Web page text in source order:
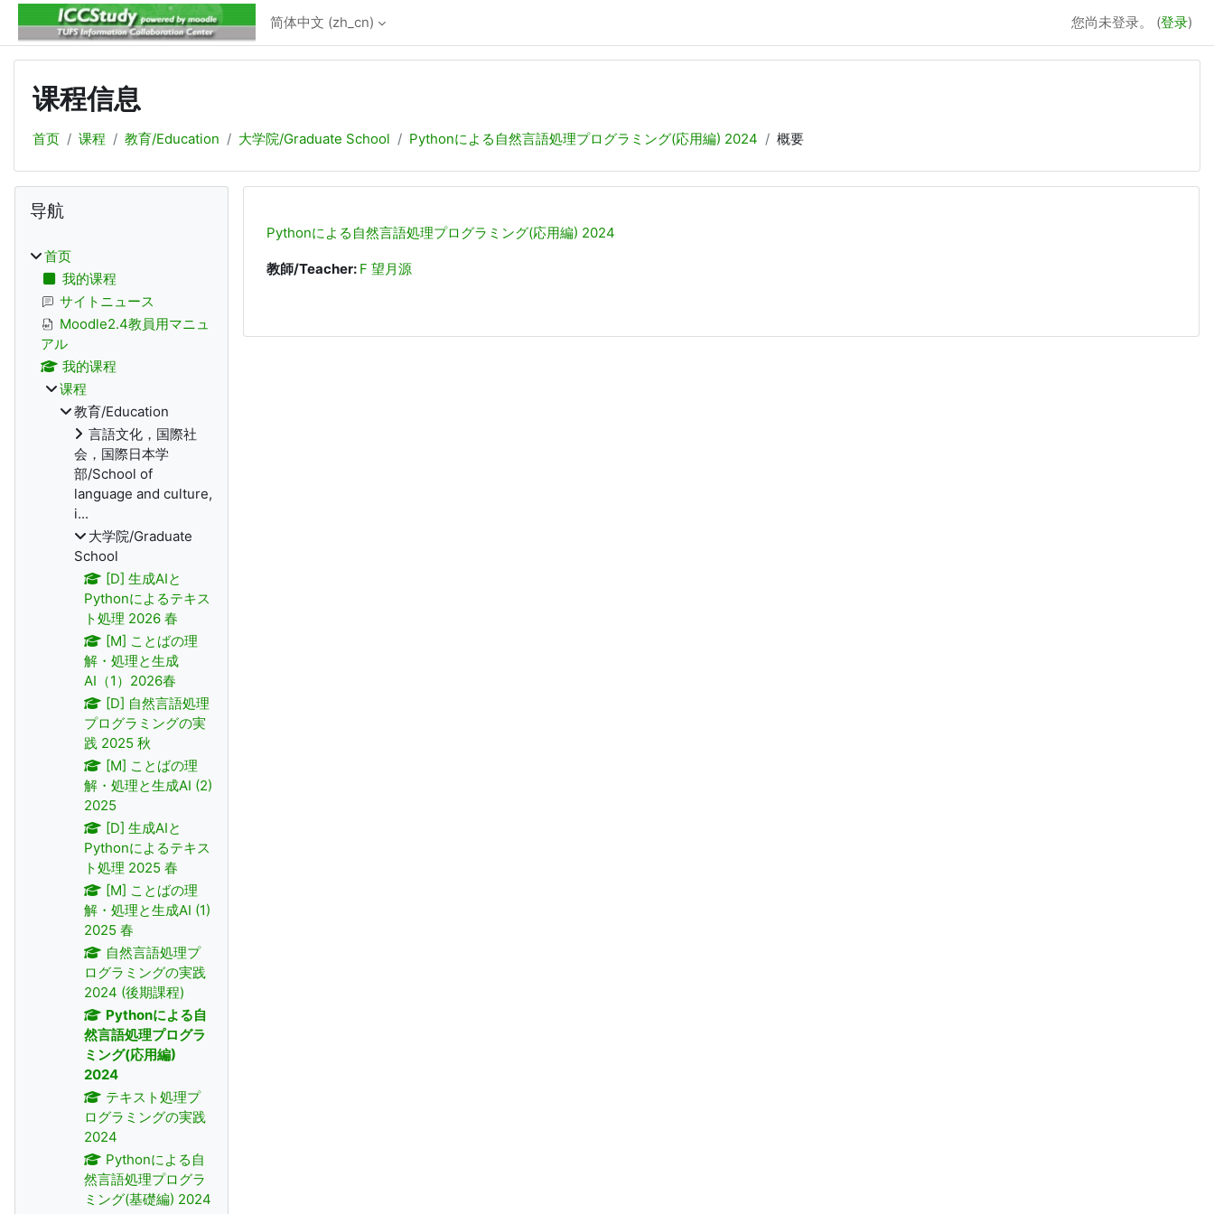
跳到主要内容
简体中文 ‎(zh_cn)‎ 您尚未登录。 (登录)
课程信息
首页 课程 教育/Education 大学院/Graduate School Pythonによる自然言語処理プログラミング(応用編) 2024 概要
Pythonによる自然言語処理プログラミング(応用編) 2024
教師/Teacher: F 望月源
版块
导航
首页
我的课程
サイトニュース
Moodle2.4教員用マニュ
アル
我的课程
课程
教育/Education
言語文化，国際社
会，国際日本学
部/School of
language and culture,
i...
大学院/Graduate
School
[D] 生成AIと
Pythonによるテキス
ト処理 2026 春
[M] ことばの理
解・処理と生成
AI（1）2026春
[D] 自然言語処理
プログラミングの実
践 2025 秋
[M] ことばの理
解・処理と生成AI (2)
2025
[D] 生成AIと
Pythonによるテキス
ト処理 2025 春
[M] ことばの理
解・処理と生成AI (1)
2025 春
自然言語処理プ
ログラミングの実践
2024 (後期課程)
Pythonによる自
然言語処理プログラ
ミング(応用編)
2024
テキスト処理プ
ログラミングの実践
2024
Pythonによる自
然言語処理プログラ
ミング(基礎編) 2024